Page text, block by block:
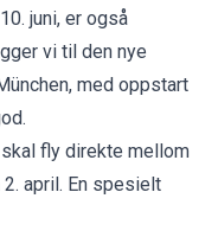
juni, er også
vi til den nye
med oppstart
fly direkte mellom
april. En spesielt